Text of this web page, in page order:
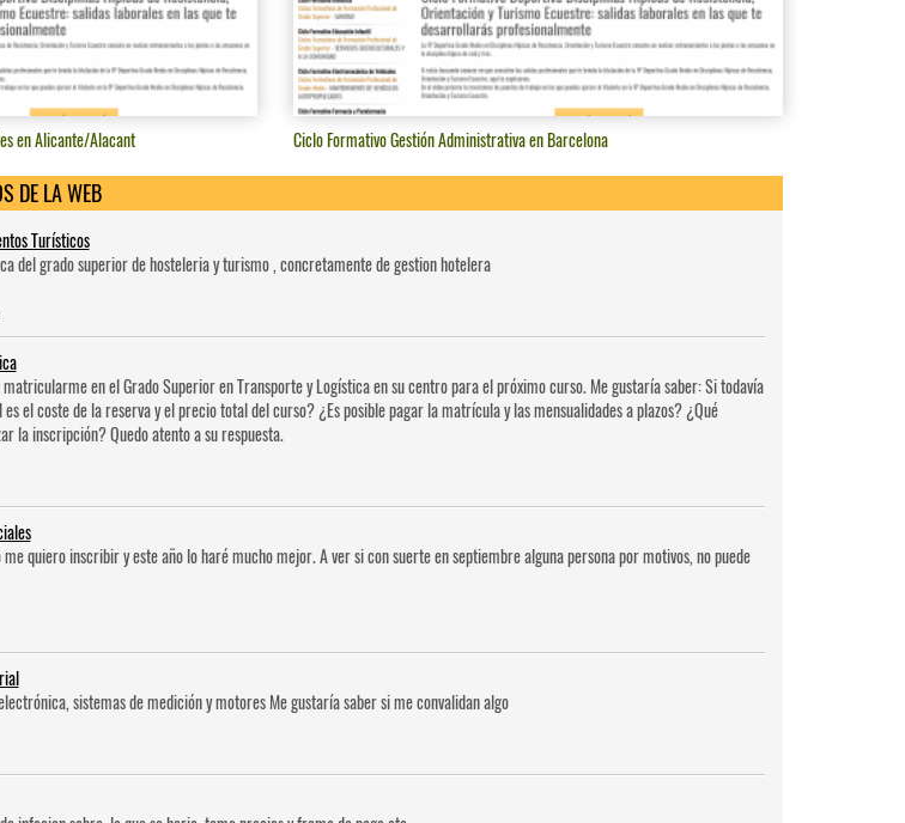
en Alicante/Alacant Ciclo Formativo Gestión Administrativa en Barcelona
DE LA WEB
Turísticos
del grado superior de hosteleri­a y turismo , concretamente de gestion hotelera
en el Grado Superior en Transporte y Logística en su centro para el próximo curso. Me gustaría saber: Si todavía
el coste de la reserva y el precio total del curso? ¿Es posible pagar la matrícula y las mensualidades a plazos? ¿Qué
la inscripción? Quedo atento a su respuesta.
quiero inscribir y este año lo haré mucho mejor. A ver si con suerte en septiembre alguna persona por motivos, no puede
sistemas de medición y motores Me gustaría saber si me convalidan algo